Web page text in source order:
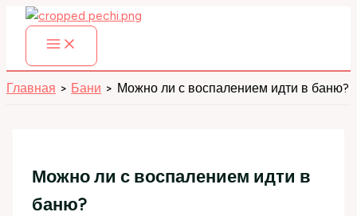
Перейти
содержимому
Главная Бани Можно ли с воспалением идти в баню?
Можно ли с воспалением идти в
баню?